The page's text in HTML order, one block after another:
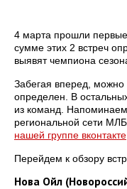
4 марта прошли первые
сумме этих 2 встреч
выявят чемпиона
Забегая вперед, можно
определен. В
из команд.
региональной сети
нашей группе вконтакте
Перейдем к обзору
Нова Ойл